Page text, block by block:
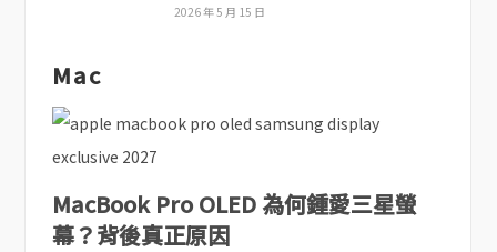
2026 年 5 月 15 日
Mac
MacBook Pro OLED 為何鍾愛三星螢
幕？背後真正原因